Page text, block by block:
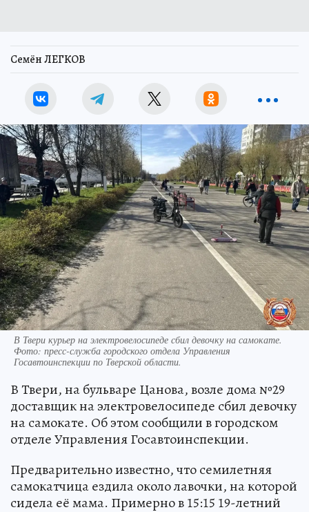
Семён ЛЕГКОВ
В Твери курьер на электровелосипеде сбил девочку на самокате.
Фото: пресс-служба городского отдела Управления
Госавтоинспекции по Тверской области.
В Твери, на бульваре Цанова, возле дома №29
доставщик на электровелосипеде сбил девочку
на самокате. Об этом сообщили в городском
отделе Управления Госавтоинспекции.
Предварительно известно, что семилетняя
самокатчица ездила около лавочки, на которой
сидела её мама. Примерно в 15:15 19-летний